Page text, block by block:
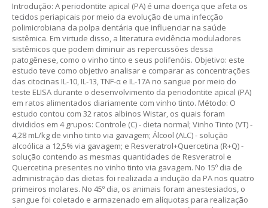
Introdução: A periodontite apical (PA) é uma doença que afeta os
tecidos periapicais por meio da evolução de uma infecção
polimicrobiana da polpa dentária que influenciar na saúde
sistêmica. Em virtude disso, a literatura evidência moduladores
sistêmicos que podem diminuir as repercussões dessa
patogênese, como o vinho tinto e seus polifenóis. Objetivo: este
estudo teve como objetivo analisar e comparar as concentrações
das citocinas IL-10, IL-13, TNF-α e IL-17A no sangue por meio do
teste ELISA durante o desenvolvimento da periodontite apical (PA)
em ratos alimentados diariamente com vinho tinto. Método: O
estudo contou com 32 ratos albinos Wistar, os quais foram
divididos em 4 grupos: Controle (C) - dieta normal; Vinho Tinto (VT) -
4,28 mL/kg de vinho tinto via gavagem; Álcool (ALC) - solução
alcoólica a 12,5% via gavagem; e Resveratrol+Quercetina (R+Q) -
solução contendo as mesmas quantidades de Resveratrol e
Quercetina presentes no vinho tinto via gavagem. No 15º dia de
administração das dietas foi realizada a indução da PA nos quatro
primeiros molares. No 45º dia, os animais foram anestesiados, o
sangue foi coletado e armazenado em alíquotas para realização